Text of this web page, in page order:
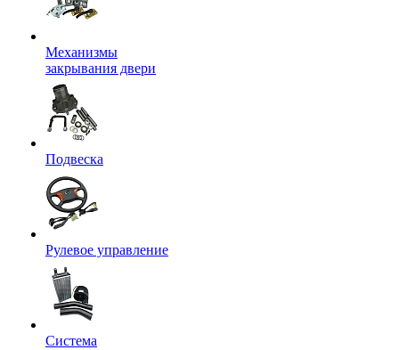
Механизмы
закрывания двери
Подвеска
Рулевое управление
Система